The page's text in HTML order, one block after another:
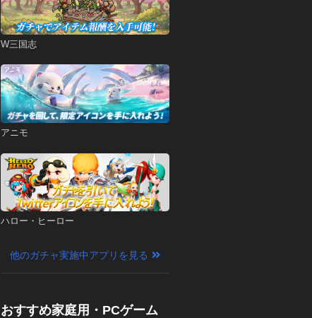
W三国志
アニモ
ハロー・ヒーロー
他のガチャ実施中アプリを見る
おすすめ家庭用・PCゲーム